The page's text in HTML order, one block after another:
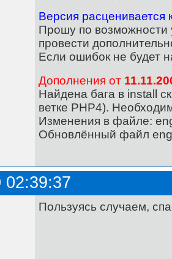
Версия расценивается
Прошу по возможности
провести
Если ошибок не будет
Дополнения от
Найдена бага в install
ветке PHP4).
Изменения в файле:
Обновлённый файл
02:39:37
Пользуясь случаем,